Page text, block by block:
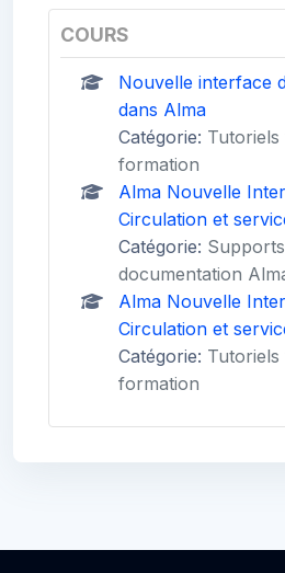
COURS
Nouvelle interface
dans Alma
Catégorie:
formation
Alma Nouvelle
Circulation et
Catégorie:
documentation
Alma Nouvelle
Circulation et
Catégorie:
formation